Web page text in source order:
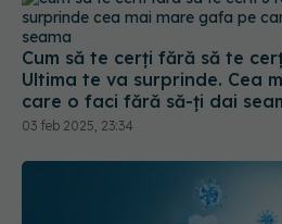
Cum să te cerți fără să te
Ultima te va surprinde. Cea
care o faci fără să-ți dai
03 feb 2025, 23:34